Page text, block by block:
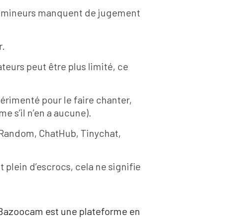
manquent de jugement
peut être plus limité, ce
pour le faire chanter,
s’il n’en a aucune).
ChatHub, Tinychat,
plein d’escrocs, cela ne signifie
est une plateforme en